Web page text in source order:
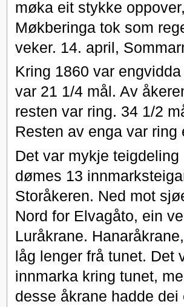
møka eit stykke
Møkberinga tok som
veker. 14. april,
Kring 1860 var
var 21 1/4 mål. Av
resten var ring. 34 1/2
Resten av enga var ring
Det var mykje
dømes 13
Storåkeren. Ned mot
Nord for Elvagåto, ein
Luråkrane.
låg lenger frå tunet. Det
innmarka kring tunet,
desse åkrane hadde